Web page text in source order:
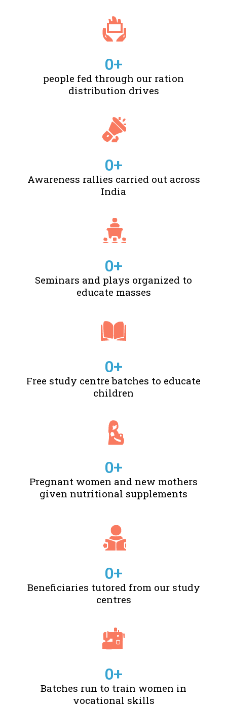
people fed through our ration
distribution drives
0+
Awareness rallies carried out across
India
0+
Seminars and plays organized to
educate masses
0+
Free study centre batches to educate
children
0+
Pregnant women and new mothers
given nutritional supplements
0+
Beneficiaries tutored from our study
centres
0+
Batches run to train women in
vocational skills
0+